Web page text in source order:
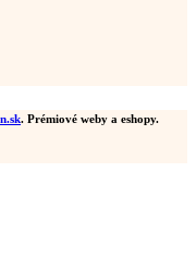
. Prémiové weby a eshopy.